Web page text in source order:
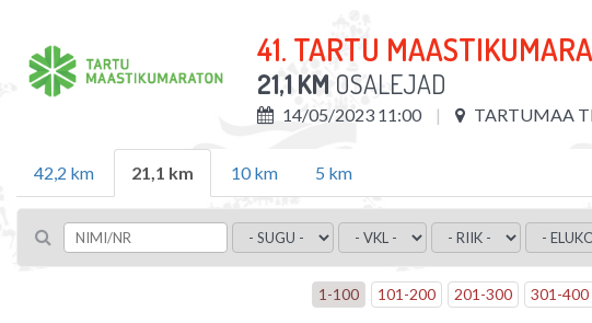
41. TARTU
21,1 KM OSALEJAD
14/05/2023 11:00 TARTUMAA
42,2 km 21,1 km 10 km 5 km
1 -100 101 -200 201 -300 301 -400